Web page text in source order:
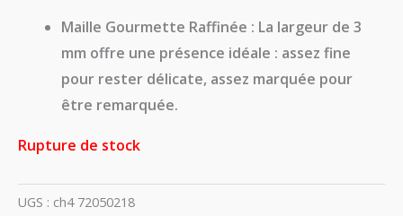
Maille Gourmette Raffinée : La largeur de 3
mm offre une présence idéale : assez fine
pour rester délicate, assez marquée pour
être remarquée.
Rupture de stock
UGS : ch4 72050218